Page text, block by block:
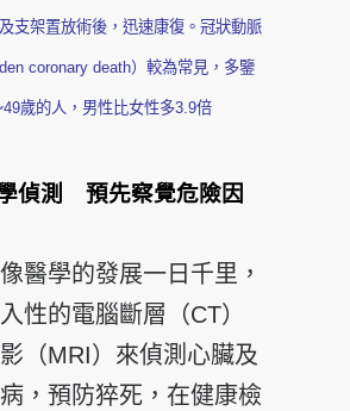
支架置放術後，迅速康復。冠狀動脈
coronary death）較為常見，多鑒
49歲的人，男性比女性多3.9倍
偵測 預先察覺危險因
醫學的發展一日千里，
性的電腦斷層（CT）
（MRI）來偵測心臟及
，預防猝死，在健康檢